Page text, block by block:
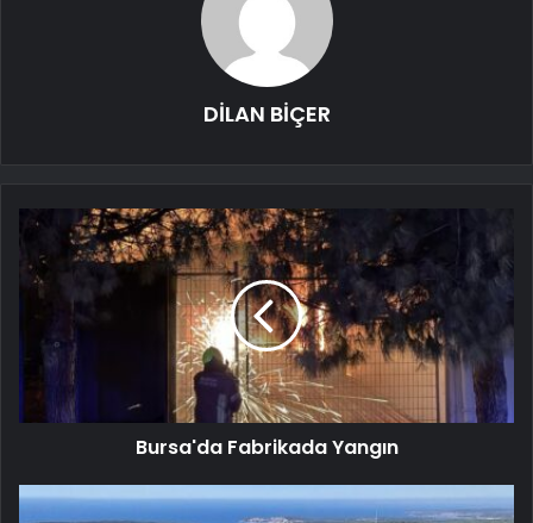
DİLAN BİÇER
Bursa'da Fabrikada Yangın